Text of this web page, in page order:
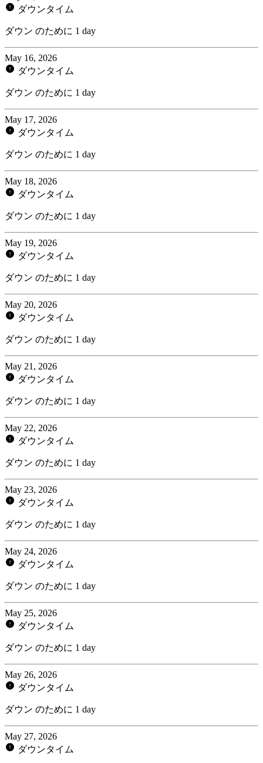
ダウンタイム
ダウン のために 1 day
May 16, 2026
ダウンタイム
ダウン のために 1 day
May 17, 2026
ダウンタイム
ダウン のために 1 day
May 18, 2026
ダウンタイム
ダウン のために 1 day
May 19, 2026
ダウンタイム
ダウン のために 1 day
May 20, 2026
ダウンタイム
ダウン のために 1 day
May 21, 2026
ダウンタイム
ダウン のために 1 day
May 22, 2026
ダウンタイム
ダウン のために 1 day
May 23, 2026
ダウンタイム
ダウン のために 1 day
May 24, 2026
ダウンタイム
ダウン のために 1 day
May 25, 2026
ダウンタイム
ダウン のために 1 day
May 26, 2026
ダウンタイム
ダウン のために 1 day
May 27, 2026
ダウンタイム